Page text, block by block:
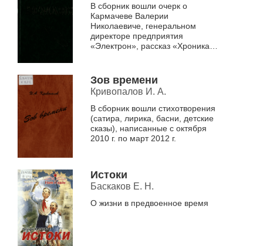
В сборник вошли очерк о
Кармачеве Валерии
Николаевиче, генеральном
директоре предприятия
«Электрон», рассказ «Хроника
природе
Зов времени
Кривопалов И. А.
В сборник вошли стихотворения
(сатира, лирика, басни, детские
сказы), написанные с октября
2010 г. по март 2012 г.
Истоки
Баскаков Е. Н.
О жизни в предвоенное время